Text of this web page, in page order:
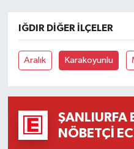
IĞDIR DIĞER İLÇELER
Aralık Karakoyunlu
ŞANLIURFA
NÖBETÇI